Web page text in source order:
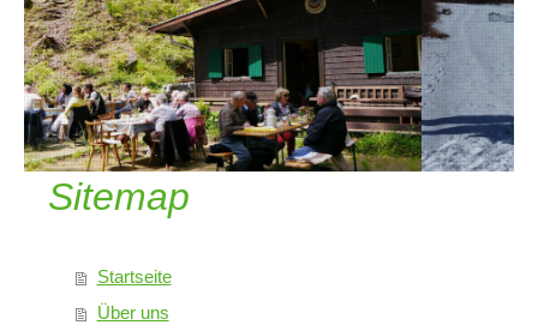
Sitemap
Startseite
Über uns